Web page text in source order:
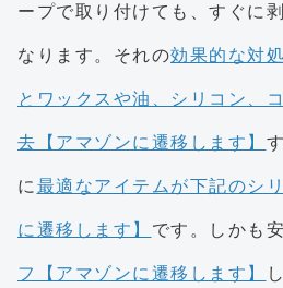
ープで取り付けても、すぐに
なります。それの効果的な対
とワックスや油、シリコン、
去【アマゾンに遷移します】
に 最適なアイテムが下記のシ
に遷移します】 です。しかも安
フ【アマゾンに遷移します】